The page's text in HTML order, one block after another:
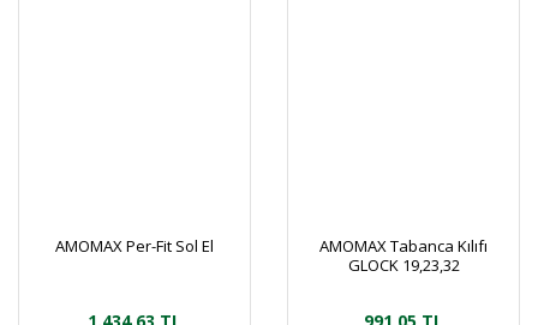
AMOMAX Per-Fit Sol El
AMOMAX Tabanca Kılıfı
GLOCK 19,23,32